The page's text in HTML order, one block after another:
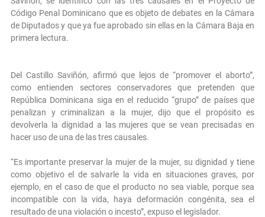
Código Penal Dominicano que es objeto de debates en la Cámara
de Diputados y que ya fue aprobado sin ellas en la Cámara Baja en
primera lectura.
Del Castillo Saviñón, afirmó que lejos de “promover el aborto”,
como entienden sectores conservadores que pretenden que
República Dominicana siga en el reducido “grupo” de países que
penalizan y criminalizan a la mujer, dijo que el propósito es
devolverla la dignidad a las mujeres que se vean precisadas en
hacer uso de una de las tres causales.
“Es importante preservar la mujer de la mujer, su dignidad y tiene
como objetivo el de salvarle la vida en situaciones graves, por
ejemplo, en el caso de que el producto no sea viable, porque sea
incompatible con la vida, haya deformación congénita, sea el
resultado de una violación o incesto”, expuso el legislador.